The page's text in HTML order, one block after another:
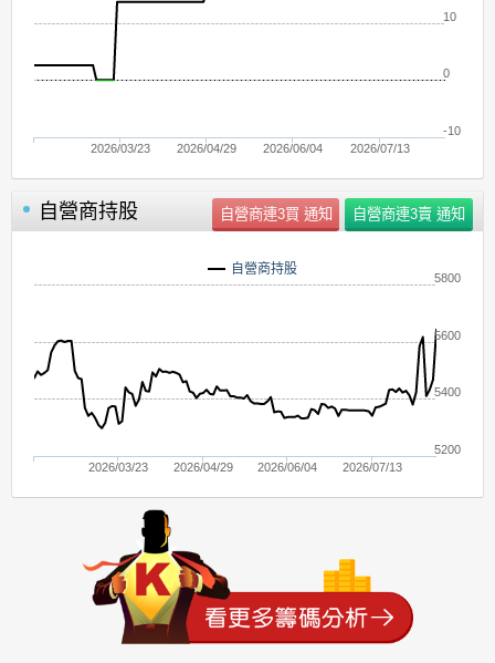
2026/03/23 2026/04/29 2026/06/04 2026/07/13
0
10
-10
自營商持股
自營商持股
2026/03/23 2026/04/29 2026/06/04 2026/07/13
5200
5400
5600
5800